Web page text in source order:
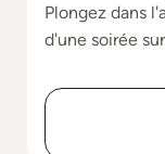
Plongez dans
d'une soirée
expérience